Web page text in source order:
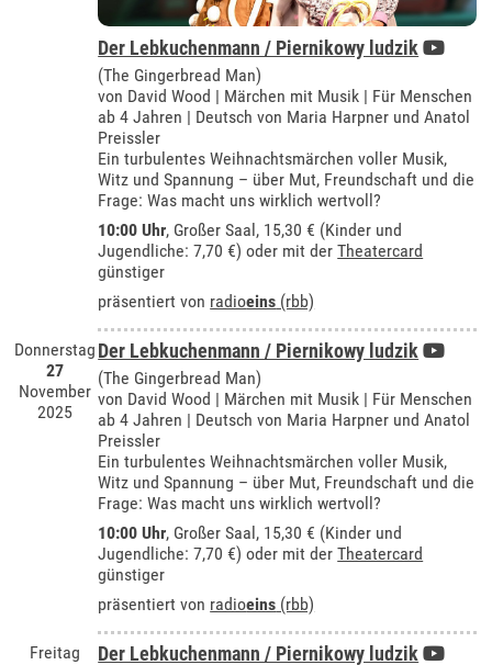
Der Lebkuchenmann / Piernikowy ludzik
(The Gingerbread Man)
von David Wood | Märchen mit Musik | Für Menschen
ab 4 Jahren | Deutsch von Maria Harpner und Anatol
Preissler
Ein turbulentes Weihnachtsmärchen voller Musik,
Witz und Spannung – über Mut, Freundschaft und die
Frage: Was macht uns wirklich wertvoll?
10:00 Uhr, Großer Saal , 15,30 € (Kinder und
Jugendliche: 7,70 €) oder mit derTheatercard
günstiger
präsentiert von radioeins (rbb)
Donnerstag
27
November
2025
Der Lebkuchenmann / Piernikowy ludzik
(The Gingerbread Man)
von David Wood | Märchen mit Musik | Für Menschen
ab 4 Jahren | Deutsch von Maria Harpner und Anatol
Preissler
Ein turbulentes Weihnachtsmärchen voller Musik,
Witz und Spannung – über Mut, Freundschaft und die
Frage: Was macht uns wirklich wertvoll?
10:00 Uhr, Großer Saal, 15,30 € (Kinder und
Jugendliche: 7,70 €) oder mit derTheatercard
günstiger
präsentiert von radioeins (rbb)
Freitag
Der Lebkuchenmann / Piernikowy ludzik